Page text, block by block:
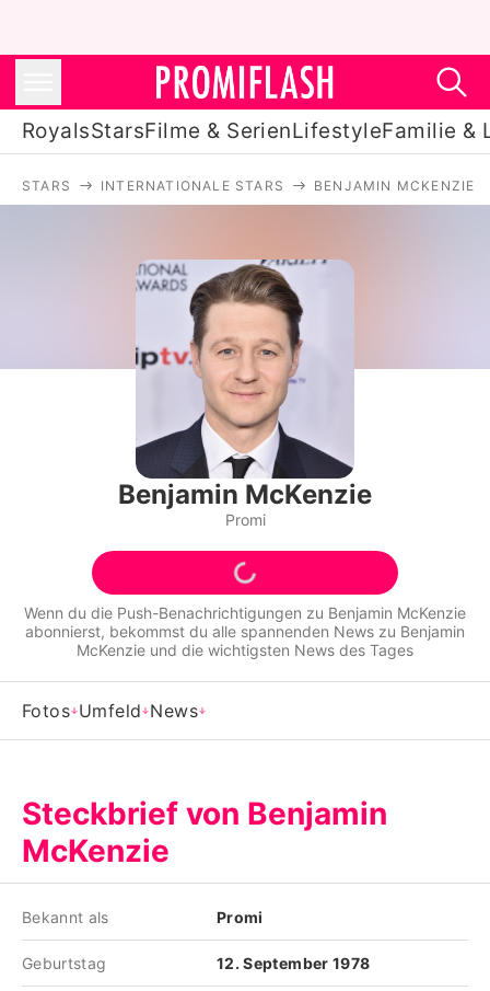
RoyalsStarsFilme & SerienLifestyleFamilie &
Filme & Serien
Lifestyle
Familie & Liebe
Promiflash Exklusiv
Alle Themen auf Promiflash
Jobs
App runterladen
Team
Impressum
Nutzungsbedingungen
Utiq verwalten
STARS INTERNATIONALE STARS BENJAMIN MCKENZIE
Benjamin McKenzie
Promi
Wenn du die Push-Benachrichtigungen zu Benjamin McKenzie
abonnierst, bekommst du alle spannenden News zu Benjamin
McKenzie und die wichtigsten News des Tages
Fotos Umfeld News
Steckbrief von Benjamin
McKenzie
Bekannt als Promi
Geburtstag 12. September 1978